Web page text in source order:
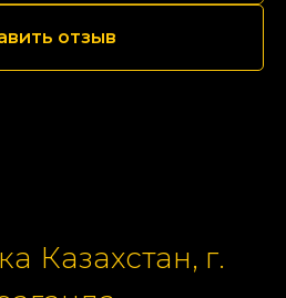
отзыв
Казахстан, г.